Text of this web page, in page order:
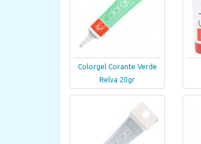
Colorgel Corante Verde
Relva 20gr